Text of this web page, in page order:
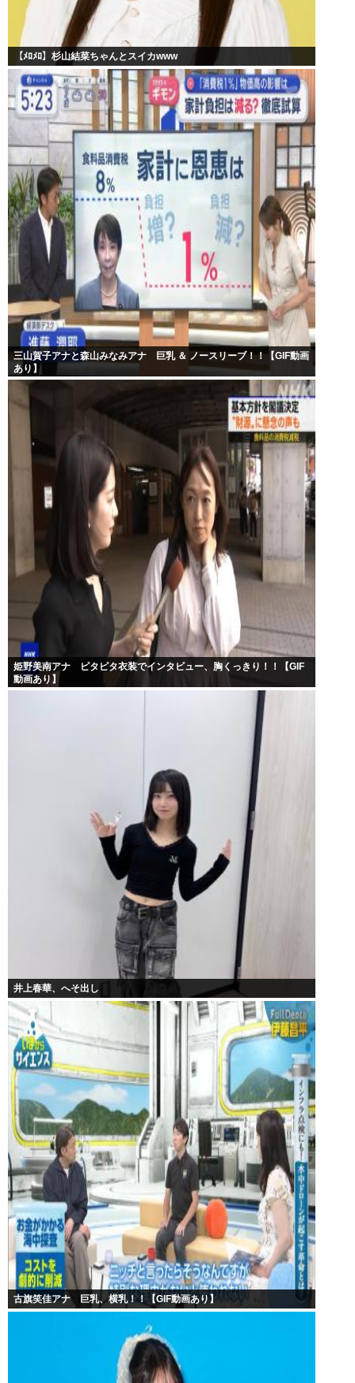
【ﾒﾛﾒﾛ】杉山結菜ちゃんとスイカwww
三山賀子アナと森山みなみアナ 巨乳 ＆ ノースリーブ！！【GIF動画
あり】
姫野美南アナ ピタピタ衣装でインタビュー、胸くっきり！！【GIF
動画あり】
井上春華、へそ出し
古旗笑佳アナ 巨乳、横乳！！【GIF動画あり】